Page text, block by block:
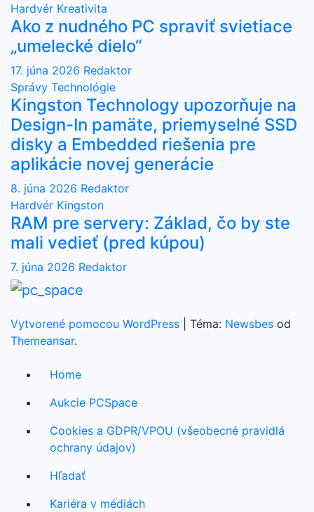
Hardvér Kreativita
Ako z nudného PC spraviť svietiace
„umelecké dielo“
17. júna 2026 Redaktor
Správy Technológie
Kingston Technology upozorňuje na
Design-In pamäte, priemyselné SSD
disky a Embedded riešenia pre
aplikácie novej generácie
8. júna 2026 Redaktor
Hardvér Kingston
RAM pre servery: Základ, čo by ste
mali vedieť (pred kúpou)
7. júna 2026 Redaktor
Vytvorené pomocou WordPress Téma: Newsbes od
Themeansar.
Home
Aukcie PCSpace
Cookies a GDPR/VPOU (všeobecné pravidlá
ochrany údajov)
Hľadať
Kariéra v médiách